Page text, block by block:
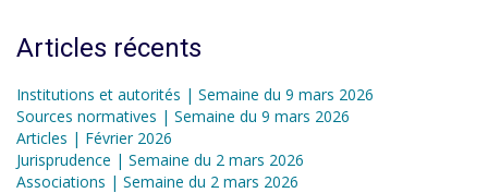
Articles récents
Institutions et autorités | Semaine du 9 mars 2026
Sources normatives | Semaine du 9 mars 2026
Articles | Février 2026
Jurisprudence | Semaine du 2 mars 2026
Associations | Semaine du 2 mars 2026